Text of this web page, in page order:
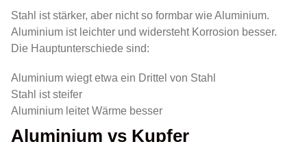
Stahl ist stärker, aber nicht so formbar wie Aluminium.
Aluminium ist leichter und widersteht Korrosion besser.
Die Hauptunterschiede sind:
Aluminium wiegt etwa ein Drittel von Stahl
Stahl ist steifer
Aluminium leitet Wärme besser
Aluminium vs Kupfer